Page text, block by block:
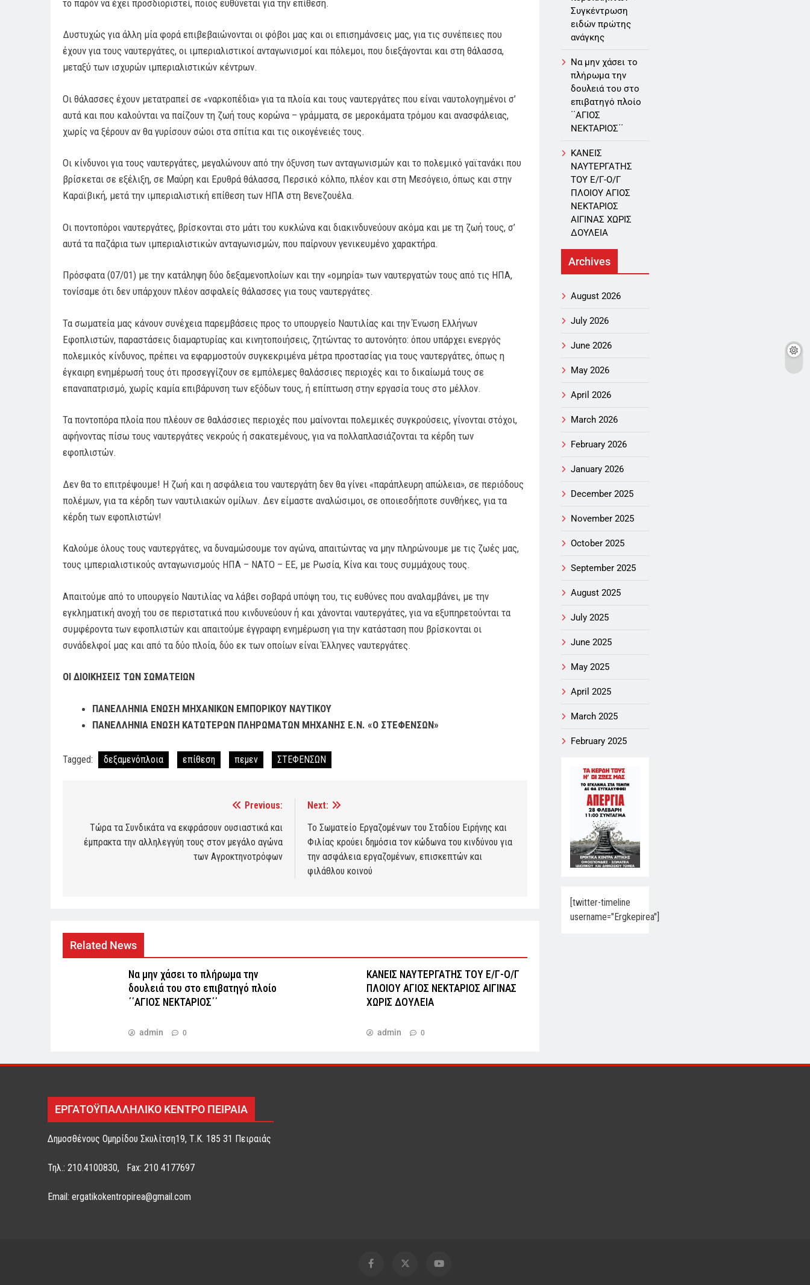
το παρόν να έχει προσδιοριστεί, ποιος ευθύνεται για την επίθεση.
Δυστυχώς για άλλη μία φορά επιβεβαιώνονται οι φόβοι μας και οι επισημάνσεις μας, για τις συνέπειες που
έχουν για τους ναυτεργάτες, οι ιμπεριαλιστικοί ανταγωνισμοί και πόλεμοι, που διεξάγονται και στη θάλασσα,
μεταξύ των ισχυρών ιμπεριαλιστικών κέντρων.
Οι θάλασσες έχουν μετατραπεί σε «ναρκοπέδια» για τα πλοία και τους ναυτεργάτες που είναι ναυτολογημένοι σ’
αυτά και που καλούνται να παίζουν τη ζωή τους κορώνα – γράμματα, σε μεροκάματα τρόμου και ανασφάλειας,
χωρίς να ξέρουν αν θα γυρίσουν σώοι στα σπίτια και τις οικογένειές τους.
Οι κίνδυνοι για τους ναυτεργάτες, μεγαλώνουν από την όξυνση των ανταγωνισμών και το πολεμικό γαϊτανάκι που
βρίσκεται σε εξέλιξη, σε Μαύρη και Ερυθρά θάλασσα, Περσικό κόλπο, πλέον και στη Μεσόγειο, όπως και στην
Καραϊβική, μετά την ιμπεριαλιστική επίθεση των ΗΠΑ στη Βενεζουέλα.
Οι ποντοπόροι ναυτεργάτες, βρίσκονται στο μάτι του κυκλώνα και διακινδυνεύουν ακόμα και με τη ζωή τους, σ’
αυτά τα παζάρια των ιμπεριαλιστικών ανταγωνισμών, που παίρνουν γενικευμένο χαρακτήρα.
Πρόσφατα (07/01) με την κατάληψη δύο δεξαμενοπλοίων και την «ομηρία» των ναυτεργατών τους από τις ΗΠΑ,
τονίσαμε ότι δεν υπάρχουν πλέον ασφαλείς θάλασσες για τους ναυτεργάτες.
Τα σωματεία μας κάνουν συνέχεια παρεμβάσεις προς το υπουργείο Ναυτιλίας και την Ένωση Ελλήνων
Εφοπλιστών, παραστάσεις διαμαρτυρίας και κινητοποιήσεις, ζητώντας το αυτονόητο: όπου υπάρχει ενεργός
πολεμικός κίνδυνος, πρέπει να εφαρμοστούν συγκεκριμένα μέτρα προστασίας για τους ναυτεργάτες, όπως η
έγκαιρη ενημέρωσή τους ότι προσεγγίζουν σε εμπόλεμες θαλάσσιες περιοχές και το δικαίωμά τους σε
επαναπατρισμό, χωρίς καμία επιβάρυνση των εξόδων τους, ή επίπτωση στην εργασία τους στο μέλλον.
Τα ποντοπόρα πλοία που πλέουν σε θαλάσσιες περιοχές που μαίνονται πολεμικές συγκρούσεις, γίνονται στόχοι,
αφήνοντας πίσω τους ναυτεργάτες νεκρούς ή σακατεμένους, για να πολλαπλασιάζονται τα κέρδη των
εφοπλιστών.
Δεν θα το επιτρέψουμε! Η ζωή και η ασφάλεια του ναυτεργάτη δεν θα γίνει «παράπλευρη απώλεια», σε περιόδους
πολέμων, για τα κέρδη των ναυτιλιακών ομίλων. Δεν είμαστε αναλώσιμοι, σε οποιεσδήποτε συνθήκες, για τα
κέρδη των εφοπλιστών!
Καλούμε όλους τους ναυτεργάτες, να δυναμώσουμε τον αγώνα, απαιτώντας να μην πληρώνουμε με τις ζωές μας,
τους ιμπεριαλιστικούς ανταγωνισμούς ΗΠΑ – ΝΑΤΟ – ΕΕ, με Ρωσία, Κίνα και τους συμμάχους τους.
Απαιτούμε από το υπουργείο Ναυτιλίας να λάβει σοβαρά υπόψη του, τις ευθύνες που αναλαμβάνει, με την
εγκληματική ανοχή του σε περιστατικά που κινδυνεύουν ή και χάνονται ναυτεργάτες, για να εξυπηρετούνται τα
συμφέροντα των εφοπλιστών και απαιτούμε έγγραφη ενημέρωση για την κατάσταση που βρίσκονται οι
συνάδελφοί μας και από τα δύο πλοία, δύο εκ των οποίων είναι Έλληνες ναυτεργάτες.
ΟΙ ΔΙΟΙΚΗΣΕΙΣ ΤΩΝ ΣΩΜΑΤΕΙΩΝ
ΠΑΝΕΛΛΗΝΙΑ ΕΝΩΣΗ ΜΗΧΑΝΙΚΩΝ ΕΜΠΟΡΙΚΟΥ ΝΑΥΤΙΚΟΥ
ΠΑΝΕΛΛΗΝΙΑ ΕΝΩΣΗ ΚΑΤΩΤΕΡΩΝ ΠΛΗΡΩΜΑΤΩΝ ΜΗΧΑΝΗΣ Ε.Ν. «Ο ΣΤΕΦΕΝΣΩΝ»
Tagged: δεξαμενόπλοια επίθεση πεμεν ΣΤΕΦΕΝΣΩΝ
navigation
Previous:
Τώρα τα Συνδικάτα να εκφράσουν ουσιαστικά και
έμπρακτα την αλληλεγγύη τους στον μεγάλο αγώνα
των Αγροκτηνοτρόφων
Next:
Το Σωματείο Εργαζομένων του Σταδίου Ειρήνης και
Φιλίας κρούει δημόσια τον κώδωνα του κινδύνου για
την ασφάλεια εργαζομένων, επισκεπτών και
φιλάθλου κοινού
Related News
Να μην χάσει το πλήρωμα την
δουλειά του στο επιβατηγό πλοίο
΄΄ΑΓΙΟΣ ΝΕΚΤΑΡΙΟΣ΄΄
admin 0
ΚΑΝΕΙΣ ΝΑΥΤΕΡΓΑΤΗΣ TOY Ε/Γ-Ο/Γ
ΠΛΟΙΟY ΑΓΙΟΣ ΝΕΚΤΑΡΙΟΣ ΑΙΓΙΝΑΣ
ΧΩΡΙΣ ΔΟΥΛΕΙΑ
admin 0
Συγκέντρωση
ειδών πρώτης
ανάγκης
Να μην χάσει το
πλήρωμα την
δουλειά του στο
επιβατηγό πλοίο
΄΄ΑΓΙΟΣ
ΝΕΚΤΑΡΙΟΣ΄΄
ΚΑΝΕΙΣ
ΝΑΥΤΕΡΓΑΤΗΣ
TOY Ε/Γ-Ο/Γ
ΠΛΟΙΟY ΑΓΙΟΣ
ΝΕΚΤΑΡΙΟΣ
ΑΙΓΙΝΑΣ ΧΩΡΙΣ
ΔΟΥΛΕΙΑ
Archives
August 2026
July 2026
June 2026
May 2026
April 2026
March 2026
February 2026
January 2026
December 2025
November 2025
October 2025
September 2025
August 2025
July 2025
June 2025
May 2025
April 2025
March 2025
February 2025
[twitter-timeline
username="Ergkepirea"]
ΕΡΓΑΤΟΫΠΑΛΛΗΛΙΚΟ ΚΕΝΤΡΟ ΠΕΙΡΑΙΑ
Δημοσθένους Ομηρίδου Σκυλίτση19, Τ.Κ. 185 31 Πειραιάς
Τηλ.: 210.4100830, Fax: 210 4177697
Email: ergatikokentropirea@gmail.com